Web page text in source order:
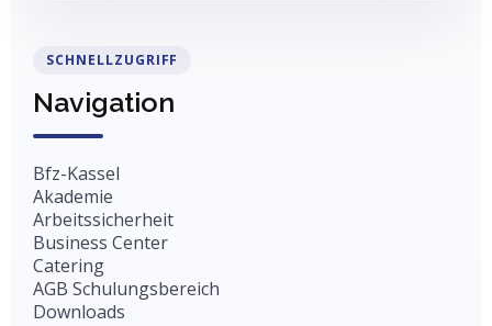
SCHNELLZUGRIFF
Navigation
Bfz-Kassel
Akademie
Arbeitssicherheit
Business Center
Catering
AGB Schulungsbereich
Downloads